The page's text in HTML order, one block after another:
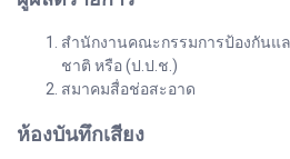
สำนักงานคณะกรรมการป้องกันแ
ชาติ หรือ (ป.ป.ช.)
สมาคมสื่อช่อสะอาด
ห้องบันทึกเสียง